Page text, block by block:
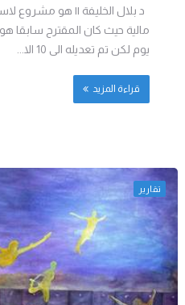
د بلال الخليفة || هو مشروع
يوم لكن تم تعديله الى 10 الا...
قراءة المزيد
تقارير